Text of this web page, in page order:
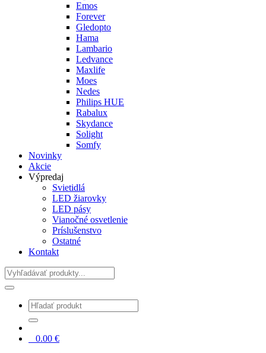
Emos
Forever
Gledopto
Hama
Lambario
Ledvance
Maxlife
Moes
Nedes
Philips HUE
Rabalux
Skydance
Solight
Somfy
Novinky
Akcie
Výpredaj
Svietidlá
LED žiarovky
LED pásy
Vianočné osvetlenie
Príslušenstvo
Ostatné
Kontakt
Hladať
0.00 €